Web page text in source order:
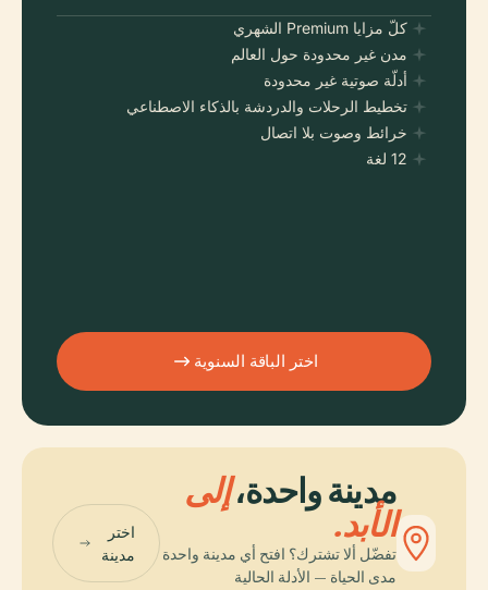
كلّ مزايا Premium الشهري
مدن غير محدودة حول العالم
أدلّة صوتية غير محدودة
تخطيط الرحلات والدردشة بالذكاء الاصطناعي
خرائط وصوت بلا اتصال
12 لغة
اختر الباقة السنوية
مدينة واحدة،إلى
الأبد.
تفضّل ألا تشترك؟ افتح أي مدينة واحدة
مدى الحياة — الأدلة الحالية
اختر
مدينة